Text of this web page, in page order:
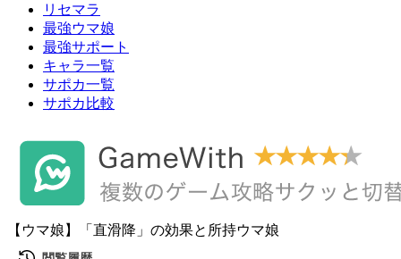
リセマラ
最強ウマ娘
最強サポート
キャラ一覧
サポカ一覧
サポカ比較
【ウマ娘】「直滑降」の効果と所持ウマ娘